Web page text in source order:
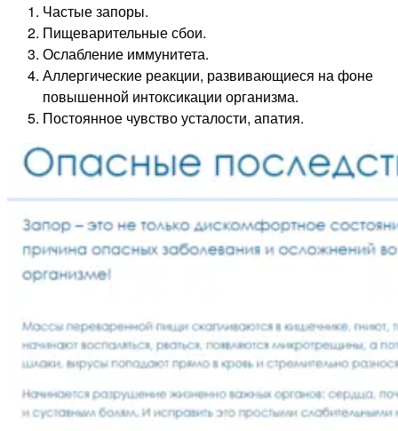
Частые запоры.
Пищеварительные сбои.
Ослабление иммунитета.
Аллергические реакции, развивающиеся на фоне
повышенной интоксикации организма.
Постоянное чувство усталости, апатия.